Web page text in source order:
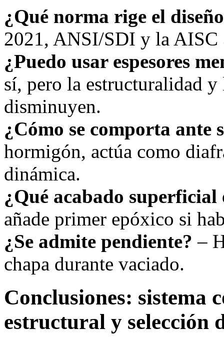
¿Qué norma rige el
2021, ANSI/SDI y la AISC
¿Puedo usar espesores
sí, pero la estructuralidad
disminuyen.
¿Cómo se comporta ante
hormigón, actúa como
dinámica.
¿Qué acabado superficial
añade primer epóxico si
¿Se admite pendiente? –
chapa durante vaciado.
Conclusiones: sistema
estructural y selección